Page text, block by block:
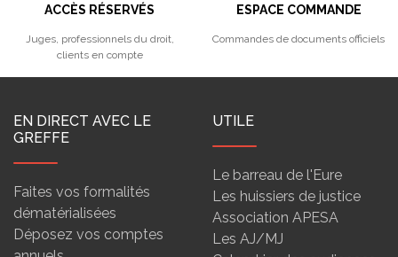
ACCÈS RÉSERVÉS
Juges, professionnels du droit,
clients en compte
ESPACE COMMANDE
Commandes de documents officiels
EN DIRECT AVEC LE
GREFFE
Faites vos formalités
dématérialisées
Déposez vos comptes
UTILE
Le barreau de l'Eure
Les huissiers de justice
Association APESA
Les AJ/MJ